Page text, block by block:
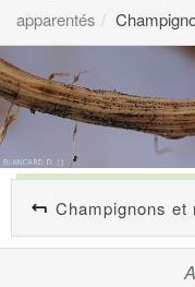
apparentés
Champignons et